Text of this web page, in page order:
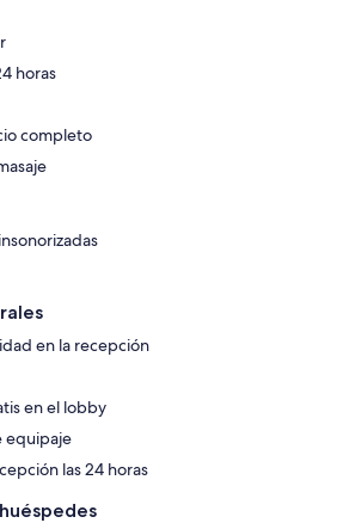
horas
completo
en la recepción
en el lobby
equipaje
las 24 horas